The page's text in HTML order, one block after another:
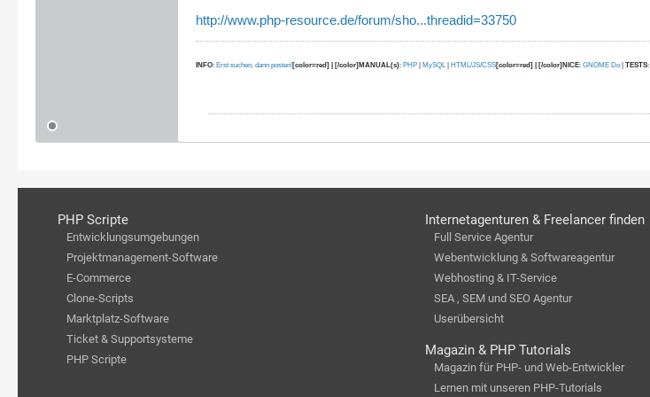
http://www.php-resource.de/forum/sho...threadid=33750
INFO: Erst suchen, dann posten![color=red] | [/color]MANUAL(s): PHP | MySQL | HTML/JS/CSS[color=red] | [/color]NICE: GNOME Do | TESTS:
PHP Scripte
Entwicklungsumgebungen
Projektmanagement-Software
E-Commerce
Clone-Scripts
Marktplatz-Software
Ticket & Supportsysteme
PHP Scripte
Internetagenturen & Freelancer finden
Full Service Agentur
Webentwicklung & Softwareagentur
Webhosting & IT-Service
SEA , SEM und SEO Agentur
Userübersicht
Magazin & PHP Tutorials
Magazin für PHP- und Web-Entwickler
Lernen mit unseren PHP-Tutorials